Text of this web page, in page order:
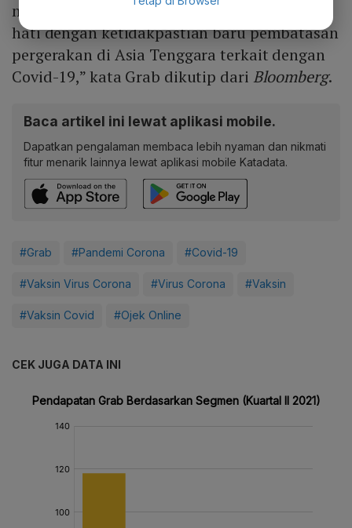
miliar - US$ 15,5 miliar. “Kami tetap berhati-
hati dengan ketidakpastian baru pembatasan
pergerakan di Asia Tenggara terkait dengan
Covid-19,” kata Grab dikutip dari Bloomberg.
Baca artikel ini lewat aplikasi mobile.
Dapatkan pengalaman membaca lebih nyaman dan nikmati
fitur menarik lainnya lewat aplikasi mobile Katadata.
#Grab #Pandemi Corona #Covid-19
#Vaksin Virus Corona #Virus Corona #Vaksin
#Vaksin Covid #Ojek Online
CEK JUGA DATA INI